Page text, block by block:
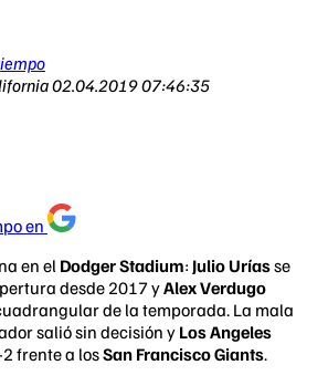
02.04.2019 07:46:35
en
en el Dodger Stadium: Julio Uríasse
desde 2017 yAlex Verdugo
de la temporada. La mala
salió sin decisión y Los Angeles
frente a losSan Francisco Giants.